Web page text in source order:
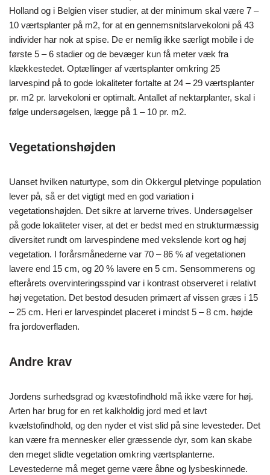
Holland og i Belgien viser studier, at der minimum skal være 7 –
10 værtsplanter på m2, for at en gennemsnitslarvekoloni på 43
individer har nok at spise. De er nemlig ikke særligt mobile i de
første 5 – 6 stadier og de bevæger kun få meter væk fra
klækkestedet. Optællinger af værtsplanter omkring 25
larvespind på to gode lokaliteter fortalte at 24 – 29 værtsplanter
pr. m2 pr. larvekoloni er optimalt. Antallet af nektarplanter, skal i
følge undersøgelsen, lægge på 1 – 10 pr. m2.
Vegetationshøjden
Uanset hvilken naturtype, som din Okkergul pletvinge population
lever på, så er det vigtigt med en god variation i
vegetationshøjden. Det sikre at larverne trives. Undersøgelser
på gode lokaliteter viser, at det er bedst med en strukturmæssig
diversitet rundt om larvespindene med vekslende kort og høj
vegetation. I forårsmånederne var 70 – 86 % af vegetationen
lavere end 15 cm, og 20 % lavere en 5 cm. Sensommerens og
efterårets overvinteringsspind var i kontrast observeret i relativt
høj vegetation. Det bestod desuden primært af vissen græs i 15
– 25 cm. Heri er larvespindet placeret i mindst 5 – 8 cm. højde
fra jordoverfladen.
Andre krav
Jordens surhedsgrad og kvæstofindhold må ikke være for høj.
Arten har brug for en ret kalkholdig jord med et lavt
kvælstofindhold, og den nyder et vist slid på sine levesteder. Det
kan være fra mennesker eller græssende dyr, som kan skabe
den meget slidte vegetation omkring værtsplanterne.
Levestederne må meget gerne være åbne og lysbeskinnede.